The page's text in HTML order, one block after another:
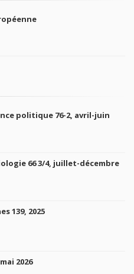
politique 76-2, avril-juin
66 3/4, juillet-décembre
139, 2025
2026